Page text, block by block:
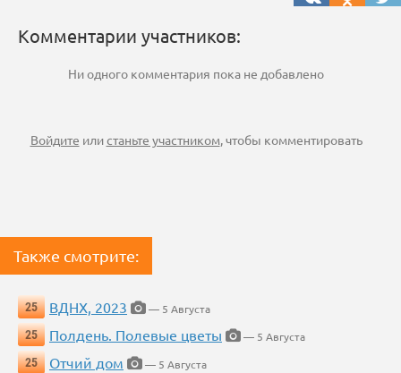
Комментарии участников:
Ни одного комментария пока не добавлено
Войдите илистаньте участником, чтобы комментировать
Также смотрите:
25 ВДНХ, 2023
— 5 Августа
25
Полдень. Полевые цветы
— 5 Августа
25
Отчий дом
— 5 Августа